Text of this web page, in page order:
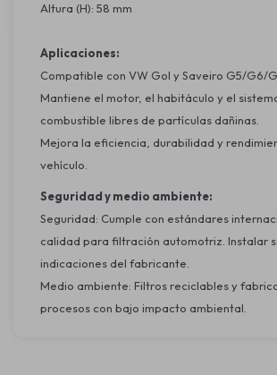
Altura (H): 58 mm
Aplicaciones:
Compatible con VW Gol y Saveiro G5/G6/
Mantiene el motor, el habitáculo y el
combustible libres de partículas dañinas.
Mejora la eficiencia, durabilidad y
vehículo.
Seguridad y medio ambiente:
Seguridad: Cumple con estándares
calidad para filtración automotriz. Instalar
indicaciones del fabricante.
Medio ambiente: Filtros reciclables y
procesos con bajo impacto ambiental.